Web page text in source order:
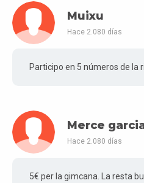
Muixu
Hace 2.080 días
Participo en 5 números de la
Merce
Hace 2.080 días
5€ per la gimcana. La resta